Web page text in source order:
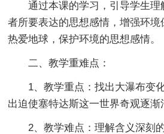
通过本课的学习，引导学生
者所要表达的思想感情，增强环境
热爱地球，保护环境的思想感情。
二、教学重难点：
1、教学重点：找出大瀑布变
出迫使塞特达斯这一世界奇观逐渐
2、教学难点：理解含义深刻